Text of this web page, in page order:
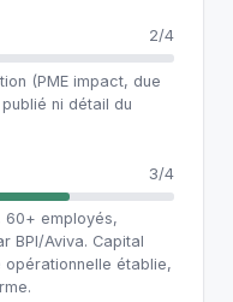
2/4
(PME impact, due
ni détail du
3/4
60+ employés,
BPI/Aviva. Capital
établie,